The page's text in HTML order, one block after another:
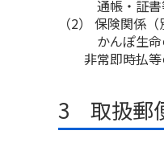
通帳・証書等
（2） 保険関係（
かんぽ生命の
非常即時払等
3 取扱郵